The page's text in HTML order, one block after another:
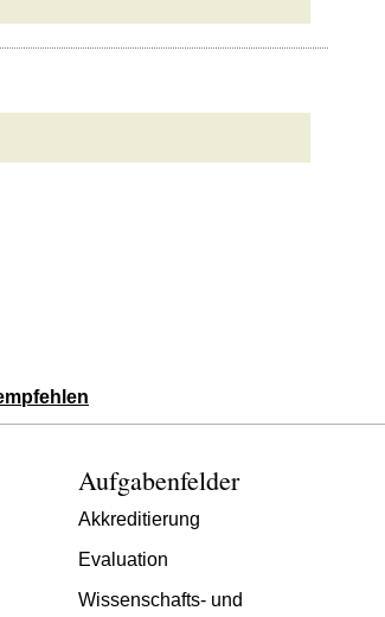
Aufgabenfelder
Akkreditierung
Evaluation
Wissenschafts- und